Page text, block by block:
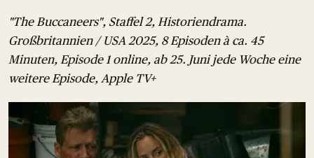
"The Buccaneers", Staffel 2, Historiendrama.
Großbritannien / USA 2025, 8 Episoden à ca. 45
Minuten, Episode 1 online, ab 25. Juni jede Woche eine
weitere Episode, Apple TV+